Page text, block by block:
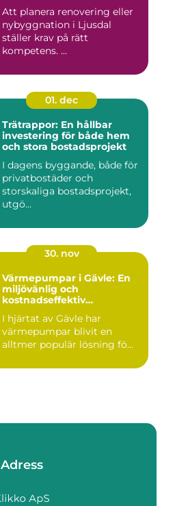
Att planera renovering eller
nybyggnation i Ljusdal
ställer krav på rätt
kompetens. ...
01. dec
Trätrappor: En hållbar
investering för både hem
och stora bostadsprojekt
I dagens byggande, både för
privatbostäder och
storskaliga bostadsprojekt,
utgö...
30. nov
Värmepumpar i Gävle: En
miljövänlig och
kostnadseffektiv
I hjärtat av Gävle har
värmepumpar blivit en
alltmer populär lösning fö...
Adress